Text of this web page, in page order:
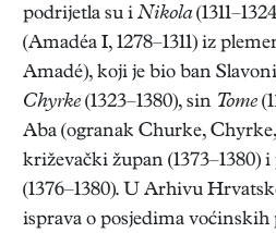
podrijetla su i Nikola
(Amadéa I, 1278–1311) iz
Amadé), koji je bio ban
Chyrke (1323–1380), sin Tome
Aba (ogranak Churke,
križevački župan (1373–1380)
(1376–1380). U Arhivu
isprava o posjedima voćinskih